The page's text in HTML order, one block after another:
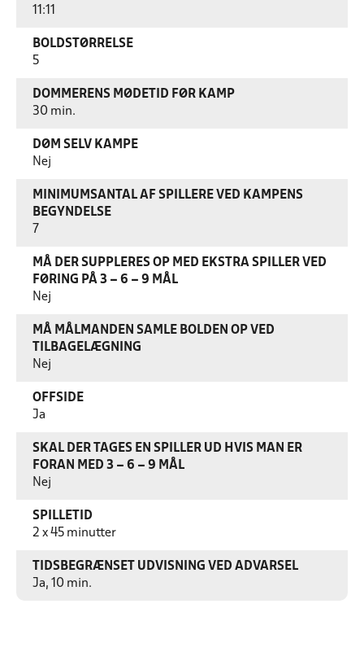
11:11
BOLDSTØRRELSE
5
DOMMERENS MØDETID FØR KAMP
30 min.
DØM SELV KAMPE
Nej
MINIMUMSANTAL AF SPILLERE VED KAMPENS
BEGYNDELSE
7
MÅ DER SUPPLERES OP MED EKSTRA SPILLER VED
FØRING PÅ 3 – 6 – 9 MÅL
Nej
MÅ MÅLMANDEN SAMLE BOLDEN OP VED
TILBAGELÆGNING
Nej
OFFSIDE
Ja
SKAL DER TAGES EN SPILLER UD HVIS MAN ER
FORAN MED 3 – 6 – 9 MÅL
Nej
SPILLETID
2 x 45 minutter
TIDSBEGRÆNSET UDVISNING VED ADVARSEL
Ja, 10 min.